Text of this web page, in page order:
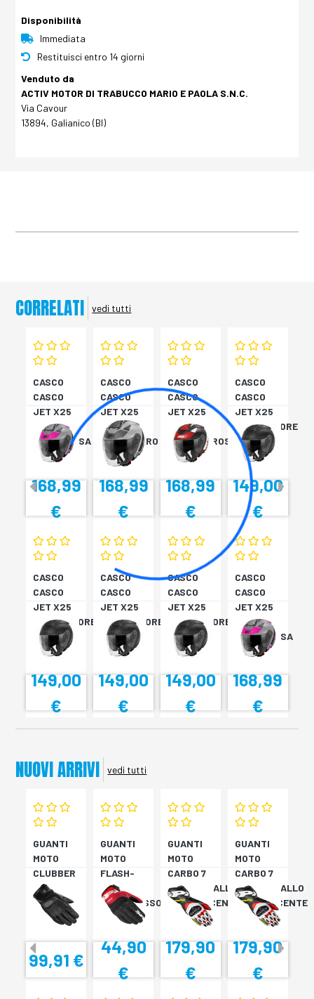
Disponibilità
Immediata
Restituisci entro 14 giorni
Venduto da
ACTIV MOTOR DI TRABUCCO MARIO E PAOLA S.N.C.
Via Cavour
13894, Galianico (BI)
CORRELATI vedi tutti
CASCO
CASCO
JET X25
TARGET
TITAN/ROSA
XS
168,99
€
CASCO
CASCO
JET X25
TARGET
TITAN/NERO
S
168,99
€
CASCO
CASCO
JET X25
TARGET
NER/BIA/ROSS
168,99
€
CASCO
CASCO
JET X25
MONOCOLORE
NERO XS
149,00
€
CASCO
CASCO
JET X25
MONOCOLORE
NERO XS
149,00
€
CASCO
CASCO
JET X25
MONOCOLORE
NERO XS
149,00
€
CASCO
CASCO
JET X25
MONOCOLORE
NERO XS
149,00
€
CASCO
CASCO
JET X25
TARGET
TITAN/ROSA
XS
168,99
€
NUOVI ARRIVI vedi tutti
GUANTI
MOTO
CLUBBER
GLOVE
NERO
99,91 €
GUANTI
MOTO
FLASH-
KP
NERO/ROSSO
44,90
€
GUANTI
MOTO
CARBO 7
ROSSO/GIALLO
FLUORESCENTE
179,90
€
GUANTI
MOTO
CARBO 7
ROSSO/GIALLO
FLUORESCENTE
179,90
€